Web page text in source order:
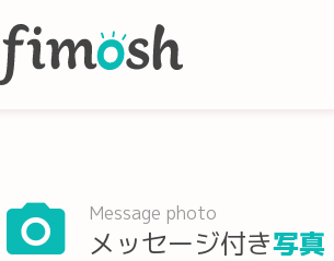
Message photo
メッセージ付き写真